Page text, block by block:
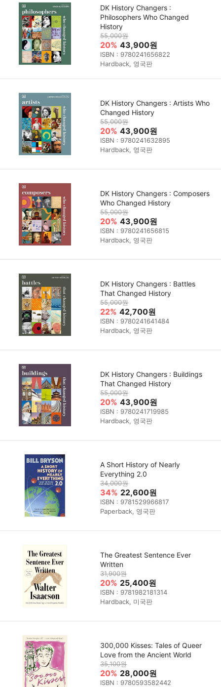
DK History Changers :
Philosophers Who Changed
History
55,000원
20% 43,900원
ISBN : 9780241656822
Hardback, 영국판
DK History Changers : Artists Who
Changed History
55,000원
20% 43,900원
ISBN : 9780241632895
Hardback, 영국판
DK History Changers : Composers
Who Changed History
55,000원
20% 43,900원
ISBN : 9780241656815
Hardback, 영국판
DK History Changers : Battles
That Changed History
55,000원
22% 42,700원
ISBN : 9780241641484
Hardback, 영국판
DK History Changers : Buildings
That Changed History
55,000원
20% 43,900원
ISBN : 9780241719985
Hardback, 영국판
A Short History of Nearly
Everything 2.0
34,000원
34% 22,600원
ISBN : 9781529966817
Paperback, 영국판
The Greatest Sentence Ever
Written
31,900원
20% 25,400원
ISBN : 9781982181314
Hardback, 미국판
300,000 Kisses: Tales of Queer
Love from the Ancient World
35,100원
20% 28,000원
ISBN : 9780593582442